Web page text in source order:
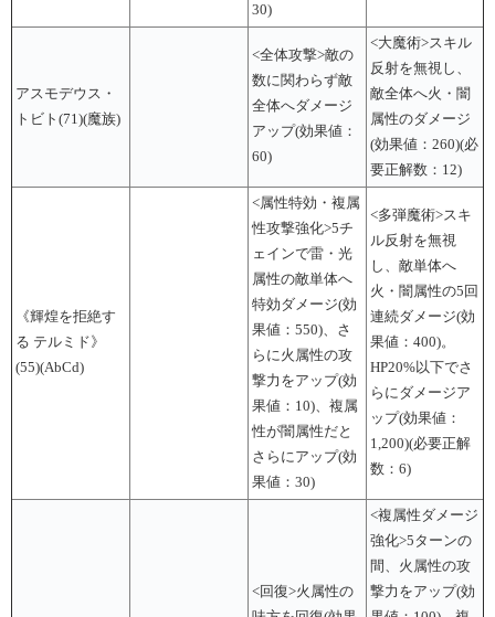
30)
アスモデウス・
トビト(71)(魔族)
<全体攻撃>敵の
数に関わらず敵
全体へダメージ
アップ(効果値：
60)
<大魔術>スキル
反射を無視し、
敵全体へ火・闇
属性のダメージ
(効果値：260)(必
要正解数：12)
《輝煌を拒絶す
る テルミド》
(55)(AbCd)
<属性特効・複属
性攻撃強化>5チ
ェインで雷・光
属性の敵単体へ
特効ダメージ(効
果値：550)、さ
らに火属性の攻
撃力をアップ(効
果値：10)、複属
性が闇属性だと
さらにアップ(効
果値：30)
<多弾魔術>スキ
ル反射を無視
し、敵単体へ
火・闇属性の5回
連続ダメージ(効
果値：400)。
HP20%以下でさ
らにダメージア
ップ(効果値：
1,200)(必要正解
数：6)
<回復>火属性の
<複属性ダメージ
強化>5ターンの
間、火属性の攻
撃力をアップ(効